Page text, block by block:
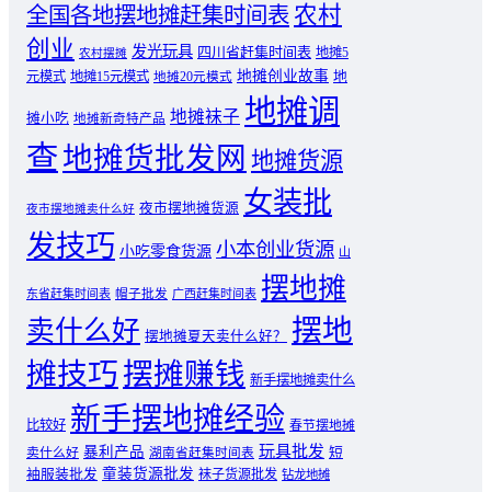
全国各地摆地摊赶集时间表 农村
创业 农村摆摊 发光玩具 四川省赶集时间表 地摊5
元模式 地摊15元模式 地摊20元模式 地摊创业故事 地
摊小吃 地摊新奇特产品 地摊袜子 地摊调
查地摊货批发网 地摊货源
夜市摆地摊卖什么好 夜市摆地摊货源 女装批
发技巧 小吃零食货源 小本创业货源 山
东省赶集时间表 帽子批发 广西赶集时间表 摆地摊
卖什么好 摆地摊夏天卖什么好？
摆地
摊技巧摆摊赚钱 新手摆地摊卖什么
比较好 新手摆地摊经验 春节摆地摊
卖什么好 暴利产品 湖南省赶集时间表 玩具批发 短
袖服装批发 童装货源批发 袜子货源批发 钻龙地摊